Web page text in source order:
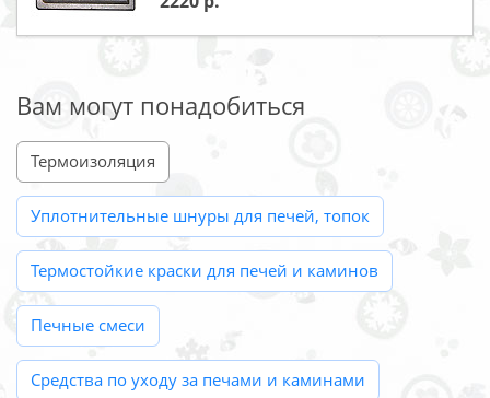
Вам могут понадобиться
Термоизоляция
Уплотнительные шнуры для печей, топок
Термостойкие краски для печей и каминов
Печные смеси
Средства по уходу за печами и каминами